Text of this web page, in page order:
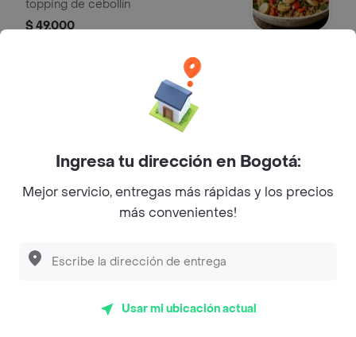
topping de cebollín
$ 49.000
Arroz con atún, pimentón en julianas,
cebolla, zucchini y ajonjolí.
Golden wok
camarón y topping de wakame.
$ 49.000
Ingresa tu dirección en Bogotá:
Mejor servicio, entregas más rápidas y los precios
más convenientes!
Usar mi ubicación actual